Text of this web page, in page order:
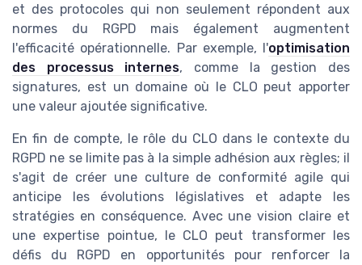
et des protocoles qui non seulement répondent aux
normes du RGPD mais également augmentent
l'efficacité opérationnelle. Par exemple, l'optimisation
des processus internes, comme la gestion des
signatures, est un domaine où le CLO peut apporter
une valeur ajoutée significative.
En fin de compte, le rôle du CLO dans le contexte du
RGPD ne se limite pas à la simple adhésion aux règles; il
s'agit de créer une culture de conformité agile qui
anticipe les évolutions législatives et adapte les
stratégies en conséquence. Avec une vision claire et
une expertise pointue, le CLO peut transformer les
défis du RGPD en opportunités pour renforcer la